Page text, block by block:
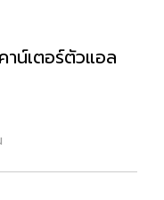
าน์เตอร์ตัวแอล